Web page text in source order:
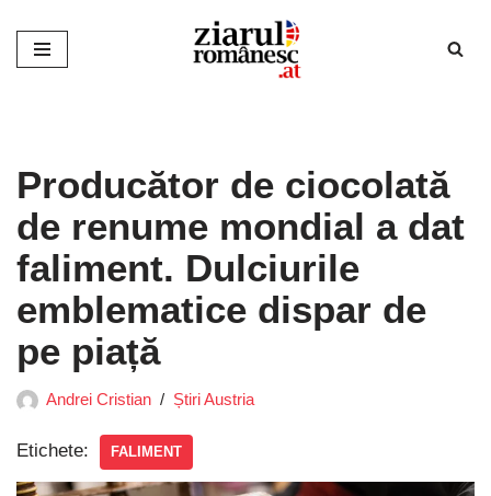
Sari
Producător de ciocolată
de renume mondial a dat
faliment. Dulciurile
emblematice dispar de
pe piață
Andrei Cristian Știri Austria
Etichete: FALIMENT